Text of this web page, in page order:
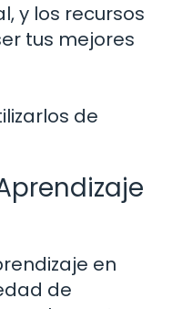
y los recursos
tus mejores
de
en
de